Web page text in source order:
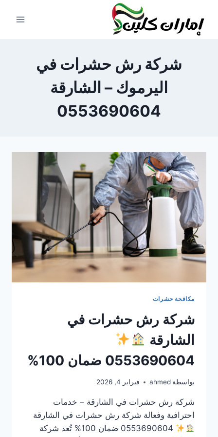
المحتوى
شركة رش حشرات في
اليرموك – الشارقة
0553690604
مكافحة حشرات
شركة رش حشرات في
الشارقة
0553690604 ضمان 100%
بواسطة ahmed فبراير 4, 2026
شركة رش حشرات في الشارقة – خدمات
احترافية وفعالة شركة رش حشرات في الشارقة
0553690604 ضمان 100% تُعد شركة